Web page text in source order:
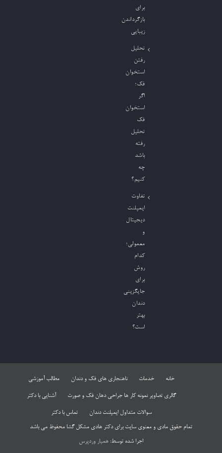
برای
بازگرداندن
زیبایی
تحلیل
رفتن
استخوان
فک؛
اگر
استخوان
فک
تحلیل
رفته
باشد
چه
کنیم؟
تفاوت
ایمپلنت
دیجیتال
و
معمولی؛
کدام
روش
برای
جایگزینی
دندان
بهتر
است؟
خانه خدمات ناهنجاری های فک و دندان مطالب آموزشی
گالری تصاویر نمونه کار ها جراحی دهان فک و صورت آشنایی با دکتر
سوالات متداول ایمپلنت دندان تماس با دکتر
تمام حقوق مادی و معنوی سایت برای دکتر هادی مشکل گشا محفوظ می باشد
اجرا شده توسط: همیار وردپرس